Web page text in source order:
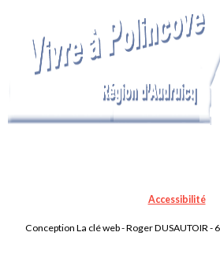
Accessibilité
Conception La clé web - Roger DUSAUTOIR -